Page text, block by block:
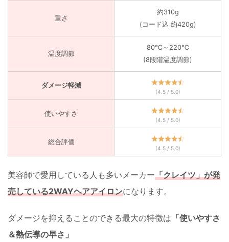
重さ
約310g
(コード込 約420g)
温度調節
80℃～220℃
(8段階温度調節)
ダメージ軽減
(4.5 / 5.0)
使いやすさ
(4.5 / 5.0)
総合評価
(4.5 / 5.0)
美容師で愛用している人も多いメーカー「クレイツ」が発
売している2WAYヘアアイロンになります。
ダメージを抑えることのできる最大の特徴は 「使いやすさ
＆熱伝導の早さ」